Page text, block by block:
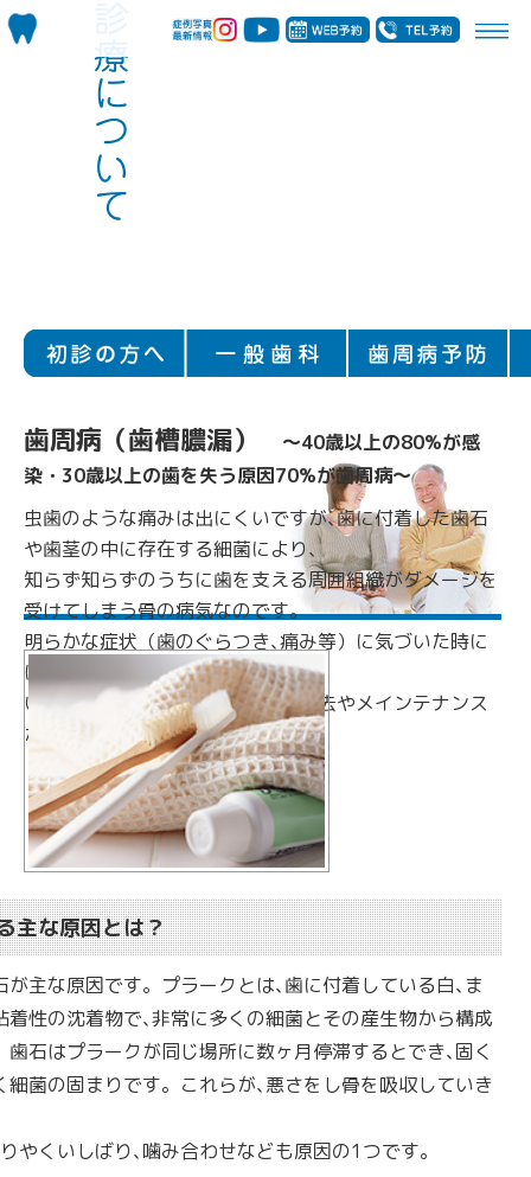
歯周病（歯槽膿漏）
〜40歳以上の80%が感
染・30歳以上の歯を失う原因70%が歯周病〜
虫歯のような痛みは出にくいですが､歯に付着した歯石
や歯茎の中に存在する細菌により､
知らず知らずのうちに歯を支える周囲組織がダメージを
受けてしまう骨の病気なのです。
明らかな症状（歯のぐらつき､痛み等）に気づいた時に
は､かなり病状が進んでしまって
いる事が多いので､定期的な歯石除去やメインテナンス
が大事です。
主な原因とは？
が主な原因です。プラークとは､歯に付着している白､ま
着性の沈着物で､非常に多くの細菌とその産生物から構成
歯石はプラークが同じ場所に数ヶ月停滞するとでき､固く
細菌の固まりです。これらが､悪さをし骨を吸収していき
やくいしばり､噛み合わせなども原因の1つです。